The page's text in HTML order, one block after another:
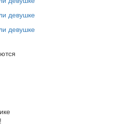
девушке
девушке